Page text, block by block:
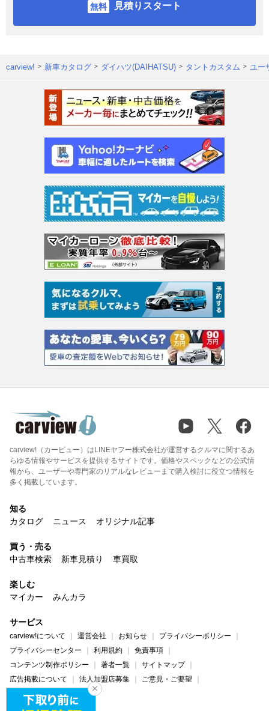
見積りスタート
carview! 新車カタログ ダイハツ(DAIHATSU) タントカスタム ユー
carview!（カービュー）はLINEヤフー株式会社が運営するクルマに関するあ
らゆる情報やサービスを提供するサイトです。価格やスペックなどの公式情
報から、ユーザーや専門家のリアルなレビューまで購入検討に役立つ情報を
多く掲載しています。
知る
カタログ
ニュース オリジナル記事
買う・売る
中古車検索
新車見積り 車買取
楽しむ
マイカー
みんカラ
サービス
carview!について 運営会社 お知らせ
プライバシーポリシー
プライバシーセンター
利用規約
免責事項
コンテンツ制作ポリシー
著者一覧
サイトマップ
広告掲載について
法人加盟店募集
ご意見・ご要望
ヘルプ・お問い合わせ